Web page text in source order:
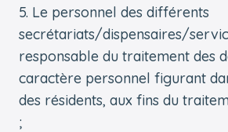
Le personnel des différents
secrétariats/dispensaires/
responsable du traitement des
caractère personnel figurant
des résidents, aux fins du
;